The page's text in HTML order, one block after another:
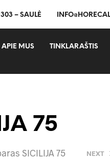
– SAULĖ
APIE MUS TINKLARAŠTIS
75
SICILIJA 75 NEXT